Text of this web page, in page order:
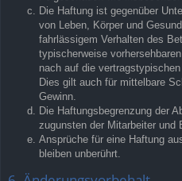
Die Haftung ist gegenüber
von Leben, Körper und
fahrlässigem Verhalten des
typischerweise
nach auf die
Dies gilt auch für mittelbare
Gewinn.
Die Haftungsbegrenzung der
zugunsten der Mitarbeiter und
Ansprüche für eine Haftung
bleiben unberührt.